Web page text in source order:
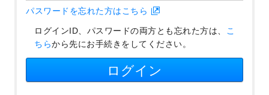
パスワードを忘れた方はこちら
ログインID、パスワードの両方とも忘れた方は、 こ
ちらから先にお手続きをしてください。
ログイン